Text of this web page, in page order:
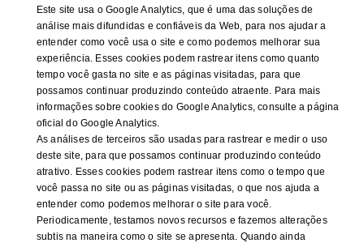
Este site usa o Google Analytics, que é uma das soluções de
análise mais difundidas e confiáveis ​​da Web, para nos ajudar a
entender como você usa o site e como podemos melhorar sua
experiência. Esses cookies podem rastrear itens como quanto
tempo você gasta no site e as páginas visitadas, para que
possamos continuar produzindo conteúdo atraente. Para mais
informações sobre cookies do Google Analytics, consulte a página
oficial do Google Analytics.
As análises de terceiros são usadas para rastrear e medir o uso
deste site, para que possamos continuar produzindo conteúdo
atrativo. Esses cookies podem rastrear itens como o tempo que
você passa no site ou as páginas visitadas, o que nos ajuda a
entender como podemos melhorar o site para você.
Periodicamente, testamos novos recursos e fazemos alterações
subtis na maneira como o site se apresenta. Quando ainda